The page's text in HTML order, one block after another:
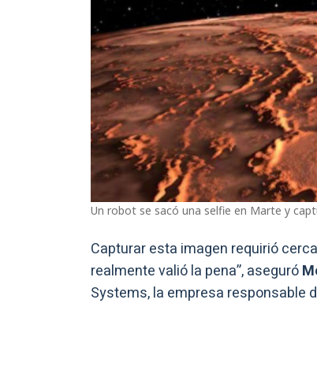
Un robot se sacó una selfie en Marte y
Capturar esta imagen requirió
realmente valió la pena”, aseguró
Systems, la empresa responsable